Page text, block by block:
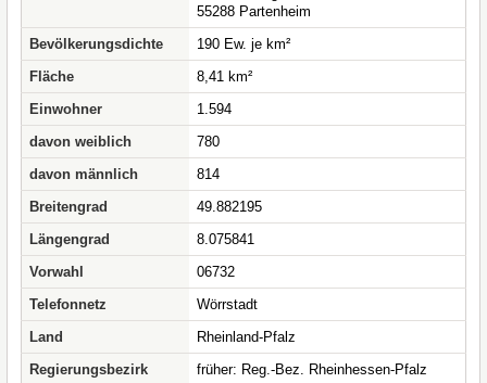
55288 Partenheim
Bevölkerungsdichte
190 Ew. je km²
Fläche
8,41 km²
Einwohner
1.594
davon weiblich
780
davon männlich
814
Breitengrad
49.882195
Längengrad
8.075841
Vorwahl
06732
Telefonnetz
Wörrstadt
Land
Rheinland-Pfalz
Regierungsbezirk
früher: Reg.-Bez. Rheinhessen-Pfalz